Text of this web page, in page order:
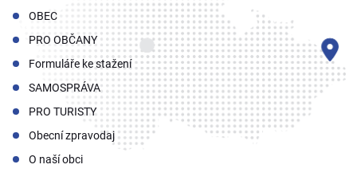
OBEC
PRO OBČANY
Formuláře ke stažení
SAMOSPRÁVA
PRO TURISTY
Obecní zpravodaj
O naší obci